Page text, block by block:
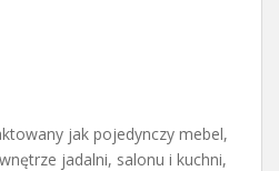
jak pojedynczy mebel,
jadalni, salonu i kuchni,